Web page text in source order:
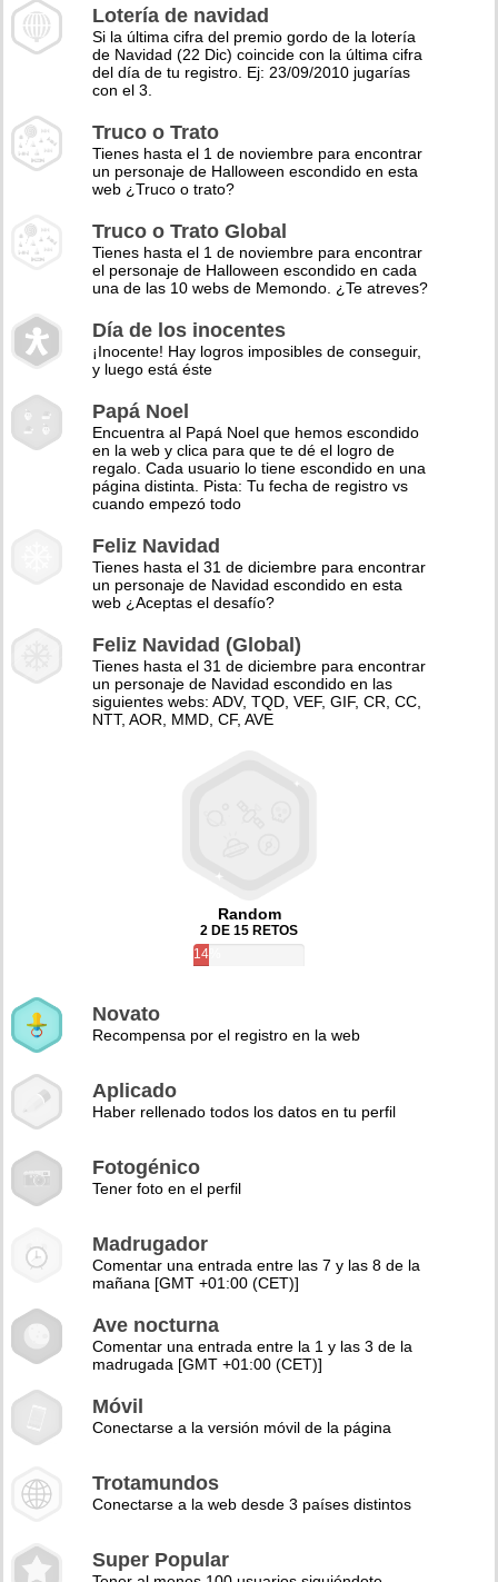
Lotería de navidad
Si la última cifra del premio gordo de la lotería
de Navidad (22 Dic) coincide con la última cifra
del día de tu registro. Ej: 23/09/2010 jugarías
con el 3.
Truco o Trato
Tienes hasta el 1 de noviembre para encontrar
un personaje de Halloween escondido en esta
web ¿Truco o trato?
Truco o Trato Global
Tienes hasta el 1 de noviembre para encontrar
el personaje de Halloween escondido en cada
una de las 10 webs de Memondo. ¿Te atreves?
Día de los inocentes
¡Inocente! Hay logros imposibles de conseguir,
y luego está éste
Papá Noel
Encuentra al Papá Noel que hemos escondido
en la web y clica para que te dé el logro de
regalo. Cada usuario lo tiene escondido en una
página distinta. Pista: Tu fecha de registro vs
cuando empezó todo
Feliz Navidad
Tienes hasta el 31 de diciembre para encontrar
un personaje de Navidad escondido en esta
web ¿Aceptas el desafío?
Feliz Navidad (Global)
Tienes hasta el 31 de diciembre para encontrar
un personaje de Navidad escondido en las
siguientes webs: ADV, TQD, VEF, GIF, CR, CC,
NTT, AOR, MMD, CF, AVE
Random
2 DE 15 RETOS
14%
Novato
Recompensa por el registro en la web
Aplicado
Haber rellenado todos los datos en tu perfil
Fotogénico
Tener foto en el perfil
Madrugador
Comentar una entrada entre las 7 y las 8 de la
mañana [GMT +01:00 (CET)]
Ave nocturna
Comentar una entrada entre la 1 y las 3 de la
madrugada [GMT +01:00 (CET)]
Móvil
Conectarse a la versión móvil de la página
Trotamundos
Conectarse a la web desde 3 países distintos
Super Popular